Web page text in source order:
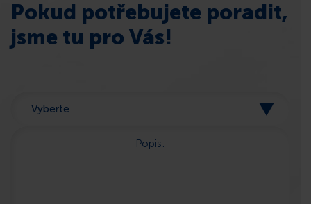
Pokud potřebujete poradit,
jsme tu pro Vás!
Popis: